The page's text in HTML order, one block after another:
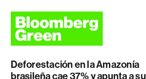
Deforestación en la Amazonía
brasileña cae 37% y apunta a su